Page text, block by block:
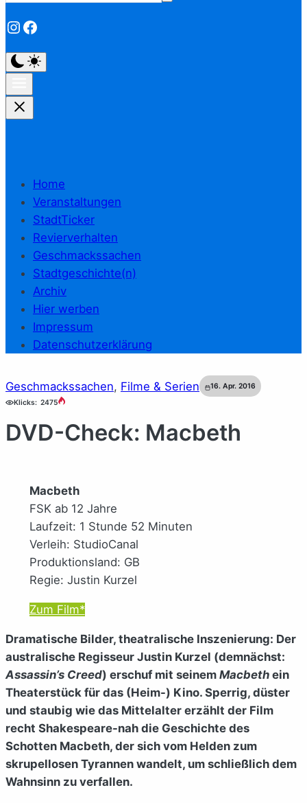
Instagram
Facebook
Home
Veranstaltungen
StadtTicker
Revierverhalten
Geschmackssachen
Stadtgeschichte(n)
Archiv
Hier werben
Impressum
Datenschutzerklärung
Geschmackssachen, Filme & Serien
16. Apr. 2016
Klicks: 2475
DVD-Check: Macbeth
Macbeth
FSK ab 12 Jahre
Laufzeit: 1 Stunde 52 Minuten
Verleih: StudioCanal
Produktionsland: GB
Regie: Justin Kurzel
Zum Film*
Dramatische Bilder, theatralische Inszenierung: Der
australische Regisseur Justin Kurzel (demnächst:
Assassin’s Creed) erschuf mit seinem Macbeth ein
Theaterstück für das (Heim-) Kino. Sperrig, düster
und staubig wie das Mittelalter erzählt der Film
recht Shakespeare-nah die Geschichte des
Schotten Macbeth, der sich vom Helden zum
skrupellosen Tyrannen wandelt, um schließlich dem
Wahnsinn zu verfallen.